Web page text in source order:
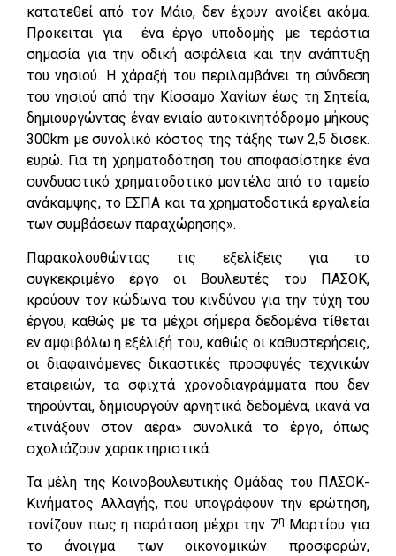
κατατεθεί από τον Μάιο, δεν έχουν ανοίξει ακόμα.
Πρόκειται για ένα έργο υποδομής με τεράστια
σημασία για την οδική ασφάλεια και την ανάπτυξη
του νησιού. Η χάραξή του περιλαμβάνει τη σύνδεση
του νησιού από την Κίσσαμο Χανίων έως τη Σητεία,
δημιουργώντας έναν ενιαίο αυτοκινητόδρομο μήκους
300km με συνολικό κόστος της τάξης των 2,5 δισεκ.
ευρώ. Για τη χρηματοδότηση του αποφασίστηκε ένα
συνδυαστικό χρηματοδοτικό μοντέλο από το ταμείο
ανάκαμψης, το ΕΣΠΑ και τα χρηματοδοτικά εργαλεία
των συμβάσεων παραχώρησης».
Παρακολουθώντας τις εξελίξεις για το
συγκεκριμένο έργο οι Βουλευτές του ΠΑΣΟΚ,
κρούουν τον κώδωνα του κινδύνου για την τύχη του
έργου, καθώς με τα μέχρι σήμερα δεδομένα τίθεται
εν αμφιβόλω η εξέλιξή του, καθώς οι καθυστερήσεις,
οι διαφαινόμενες δικαστικές προσφυγές τεχνικών
εταιρειών, τα σφιχτά χρονοδιαγράμματα που δεν
τηρούνται, δημιουργούν αρνητικά δεδομένα, ικανά να
«τινάξουν στον αέρα» συνολικά το έργο, όπως
σχολιάζουν χαρακτηριστικά.
Τα μέλη της Κοινοβουλευτικής Ομάδας του ΠΑΣΟΚ-
Κινήματος Αλλαγής, που υπογράφουν την ερώτηση,
τονίζουν πως η παράταση μέχρι την 7η
Μαρτίου για
το άνοιγμα των οικονομικών προσφορών,